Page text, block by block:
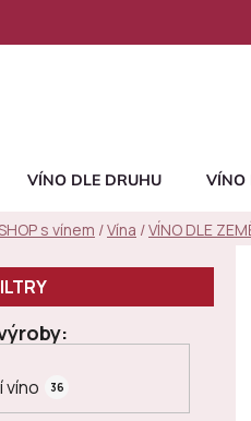
VÍNO DLE DRUHU VÍNO
s vínem /Vína /VÍNO DLE
víno 36